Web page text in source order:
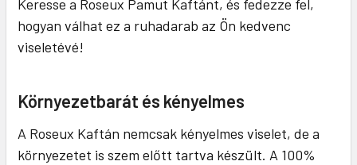
Keresse a Roseux Pamut Kaftánt, és fedezze fel,
hogyan válhat ez a ruhadarab az Ön kedvenc
viseletévé!
Környezetbarát és kényelmes
A Roseux Kaftán nemcsak kényelmes viselet, de a
környezetet is szem előtt tartva készült. A 100%